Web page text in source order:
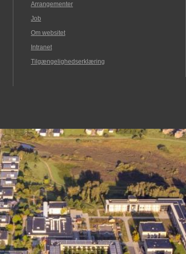
Arrangementer
Job
Om websitet
Intranet
Tilgængelighedserklæring